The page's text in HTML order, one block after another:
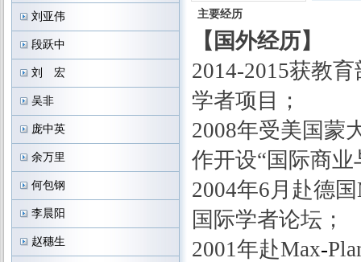
刘亚伟
段跃中
刘 宏
吴非
庞中英
余万里
何包钢
李晨阳
赵穗生
主要经历
【国外经历】
2014-2015获教
学者项目；
2008年受美国蒙
作开设“国际商业
2004年6月赴德
国际学者论坛；
2001年赴Max-